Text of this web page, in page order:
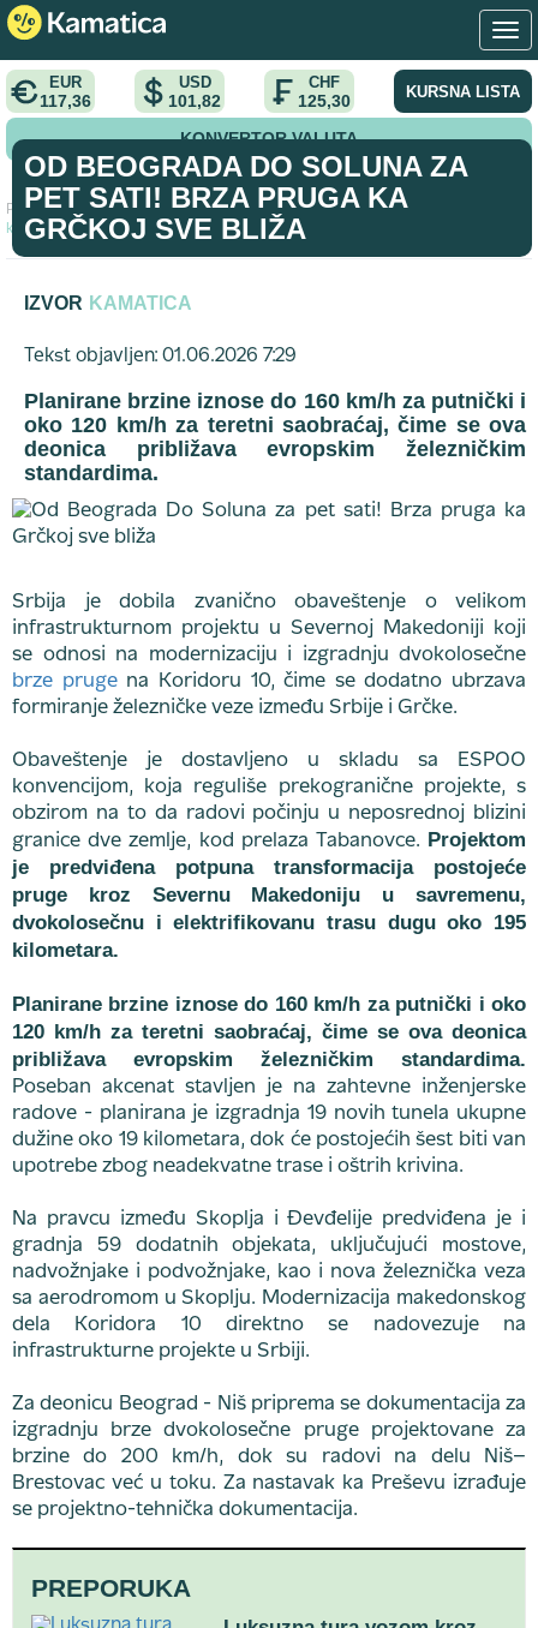
EUR
117,36
USD
101,82
CHF
125,30 KURSNA LISTA
KONVERTOR VALUTA
Početna > analiza >
Od Beograda Do Soluna za pet sati! Brza pruga
ka Grčkoj sve bliža
OD BEOGRADA DO SOLUNA ZA
PET SATI! BRZA PRUGA KA
GRČKOJ SVE BLIŽA
IZVOR KAMATICA
Tekst objavljen: 01.06.2026 7:29
Planirane brzine iznose do 160 km/h za putnički i
oko 120 km/h za teretni saobraćaj, čime se ova
deonica približava evropskim železničkim
standardima.
Srbija je dobila zvanično obaveštenje o velikom
infrastrukturnom projektu u Severnoj Makedoniji koji
se odnosi na modernizaciju i izgradnju dvokolosečne
brze prugena Koridoru 10, čime se dodatno ubrzava
formiranje železničke veze između Srbije i Grčke.
Obaveštenje je dostavljeno u skladu sa ESPOO
konvencijom, koja reguliše prekogranične projekte, s
obzirom na to da radovi počinju u neposrednoj blizini
granice dve zemlje, kod prelaza Tabanovce. Projektom
je predviđena potpuna transformacija postojeće
pruge kroz Severnu Makedoniju u savremenu,
dvokolosečnu i elektrifikovanu trasu dugu oko 195
kilometara.
Planirane brzine iznose do 160 km/h za putnički i oko
120 km/h za teretni saobraćaj, čime se ova deonica
približava evropskim železničkim standardima.
Poseban akcenat stavljen je na zahtevne inženjerske
radove - planirana je izgradnja 19 novih tunela ukupne
dužine oko 19 kilometara, dok će postojećih šest biti van
upotrebe zbog neadekvatne trase i oštrih krivina.
Na pravcu između Skoplja i Đevđelije predviđena je i
gradnja 59 dodatnih objekata, uključujući mostove,
nadvožnjake i podvožnjake, kao i nova železnička veza
sa aerodromom u Skoplju. Modernizacija makedonskog
dela Koridora 10 direktno se nadovezuje na
infrastrukturne projekte u Srbiji.
Za deonicu Beograd - Niš priprema se dokumentacija za
izgradnju brze dvokolosečne pruge projektovane za
brzine do 200 km/h, dok su radovi na delu Niš–
Brestovac već u toku. Za nastavak ka Preševu izrađuje
se projektno-tehnička dokumentacija.
PREPORUKA